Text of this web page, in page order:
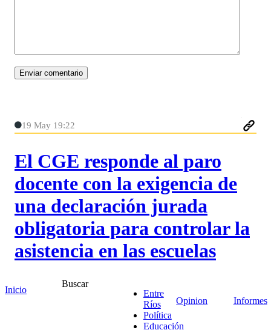
19 May 19:22
El CGE responde al paro
docente con la exigencia de
una declaración jurada
obligatoria para controlar la
asistencia en las escuelas
La jornada de paro anunciada por AGMER para
este miércoles 21 de mayo, en adhesión a la
movilización provincial en defensa de IOSPER, no
tardó en generar respuesta del gobierno. Desde el
Inicio
Buscar
Entre
Ríos
Política
Educación
Opinion Informes